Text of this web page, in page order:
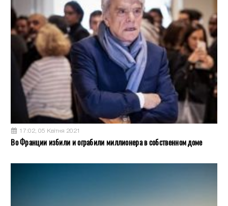
17:02, 05 Квітня 2021
Во Франции избили и ограбили миллионера в собственном доме